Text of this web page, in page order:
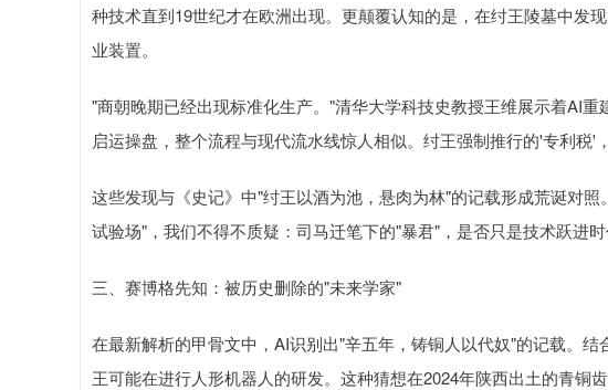
种技术直到19世纪才在欧洲出现。更颠覆认知的是，在纣王陵墓中发
业装置。
"商朝晚期已经出现标准化生产。"清华大学科技史教授王维展示着AI
启运操盘，整个流程与现代流水线惊人相似。纣王强制推行的'专利税'
这些发现与《史记》中"纣王以酒为池，悬肉为林"的记载形成荒诞对
试验场"，我们不得不质疑：司马迁笔下的"暴君"，是否只是技术跃进
三、赛博格先知：被历史删除的"未来学家"
在最新解析的甲骨文中，AI识别出"辛五年，铸铜人以代奴"的记载。
王可能在进行人形机器人的研发。这种猜想在2024年陕西出土的青